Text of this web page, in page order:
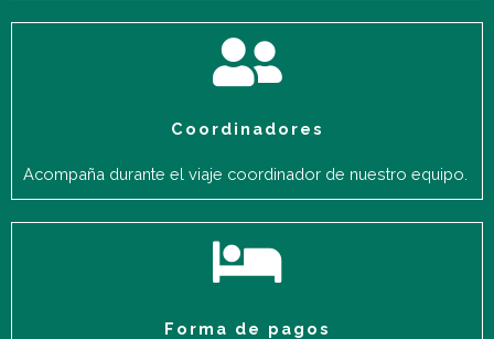
Coordinadores
Acompaña durante el viaje coordinador de nuestro equipo.
Forma de pagos